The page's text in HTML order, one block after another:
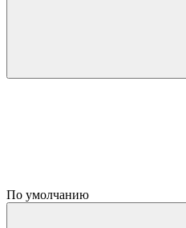
По умолчанию